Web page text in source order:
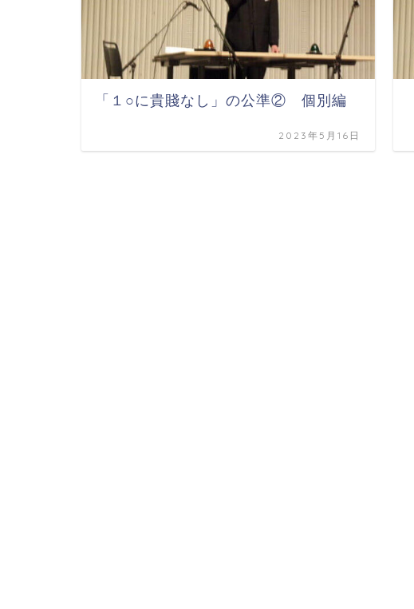
「１○に貴賤なし」の公準② 個別編
2023年5月16日